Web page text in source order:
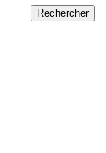
Rechercher